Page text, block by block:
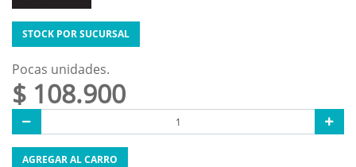
STOCK POR SUCURSAL
Pocas unidades.
$ 108.900
AGREGAR AL CARRO